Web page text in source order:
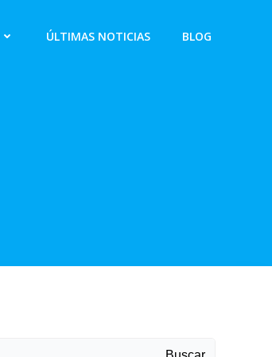
ÚLTIMAS NOTICIAS BLOG